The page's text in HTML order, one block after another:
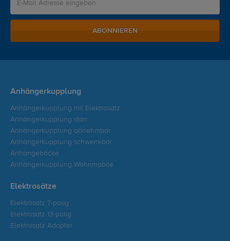
ABONNIEREN
Anhängerkupplung
Anhängerkupplung mit Elektrosatz
Anhängerkupplung starr
Anhängerkupplung abnehmbar
Anhängerkupplung schwenkbar
Anhängeböcke
Anhängerkupplung Wohnmobile
Elektrosätze
Elektrosatz 7-polig
Elektrosatz 13-polig
Elektrosatz Adapter